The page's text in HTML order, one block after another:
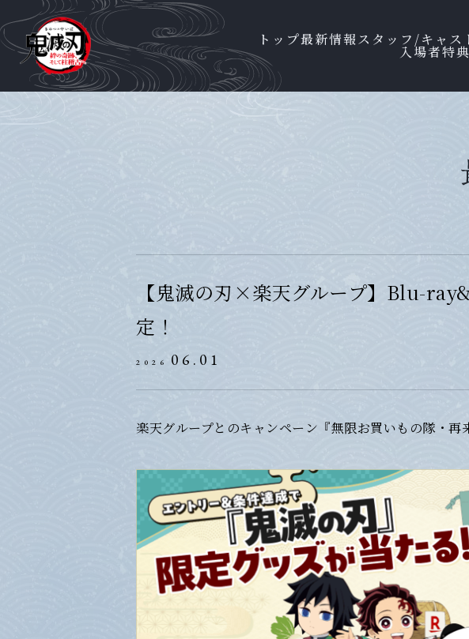
トップ最新情報スタッフ/キャス
入場者特典
【鬼滅の刃×楽天グループ】Blu-
定！
2026 06.01
楽天グループとのキャンペーン『無限お買いもの隊・再